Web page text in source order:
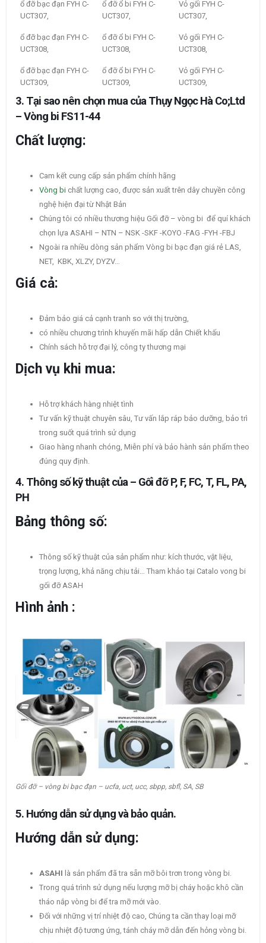
ổ đỡ bạc đạn FYH C-
UCT307,
ổ đỡ ổ bi FYH C-
UCT307,
Vỏ gối FYH C-
UCT307,
ổ đỡ bạc đạn FYH C-
UCT308,
ổ đỡ ổ bi FYH C-
UCT308,
Vỏ gối FYH C-
UCT308,
ổ đỡ bạc đạn FYH C-
UCT309,
ổ đỡ ổ bi FYH C-
UCT309,
Vỏ gối FYH C-
UCT309,
3. Tại sao nên chọn mua của Thụy Ngọc Hà Co;Ltd
– Vòng bi FS11-44
Chất lượng:
Cam kết cung cấp sản phẩm chính hãng
Vòng bi chất lượng cao, được sản xuất trên dây chuyền công
nghệ hiện đại từ Nhật Bản
Chúng tôi có nhiều thương hiệu Gối đỡ – vòng bi để quí khách
chọn lựa ASAHI – NTN – NSK -SKF -KOYO -FAG -FYH -FBJ
Ngoài ra nhiều dòng sản phẩm Vòng bi bạc đạn giá rẻ LAS,
NET, KBK, XLZY, DYZV…
Giá cả:
Đảm bảo giá cả cạnh tranh so với thị trường,
có nhiều chương trình khuyến mãi hấp dẫn Chiết khấu
Chính sách hỗ trợ đại lý, công ty thương mại
Dịch vụ khi mua:
Hỗ trợ khách hàng nhiệt tình
Tư vấn kỹ thuật chuyên sâu, Tư vấn lắp ráp bảo dưỡng, bảo trì
trong suốt quá trình sử dụng
Giao hàng nhanh chóng, Miễn phí và bảo hành sản phẩm theo
đúng quy định.
4. Thông số kỹ thuật của – Gối đỡ P, F, FC, T, FL, PA,
PH
Bảng thông số:
Thông số kỹ thuật của sản phẩm như: kích thước, vật liệu,
trọng lượng, khả năng chịu tải… Tham khảo tại Catalo vong bi
gối đỡ ASAH
Hình ảnh :
Gối đỡ – vòng bi bạc đạn – ucfa, uct, ucc, sbpp, sbfl, SA, SB
5. Hướng dẫn sử dụng và bảo quản.
Hướng dẫn sử dụng:
ASAHI là sản phẩm đã tra sẵn mỡ bôi trơn trong vòng bi.
Trong quá trình sử dụng nếu lượng mỡ bị cháy hoặc khô cần
tháo nắp vòng bi để tra mỡ mới vào.
Đối với những vị trí nhiệt độ cao, Chúng ta cần thay loại mỡ
chịu nhiệt độ tương ứng, tánh cháy mỡ dẫn đến hỏng vòng bi.